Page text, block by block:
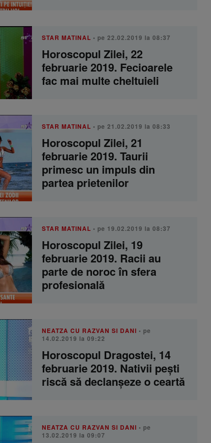
STAR MATINAL • pe 22.02.2019 la 08:37
Horoscopul Zilei, 22
februarie 2019. Fecioarele
fac mai multe cheltuieli
STAR MATINAL • pe 21.02.2019 la 08:33
Horoscopul Zilei, 21
februarie 2019. Taurii
primesc un impuls din
partea prietenilor
STAR MATINAL • pe 19.02.2019 la 08:37
Horoscopul Zilei, 19
februarie 2019. Racii au
parte de noroc în sfera
profesională
NEATZA CU RAZVAN SI DANI • pe
14.02.2019 la 09:22
Horoscopul Dragostei, 14
februarie 2019. Nativii pești
riscă să declanșeze o ceartă
NEATZA CU RAZVAN SI DANI • pe
13.02.2019 la 09:07